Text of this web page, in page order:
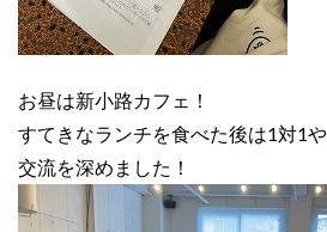
お昼は新小路カフェ！
すてきなランチを食べた後は1対1
交流を深めました！